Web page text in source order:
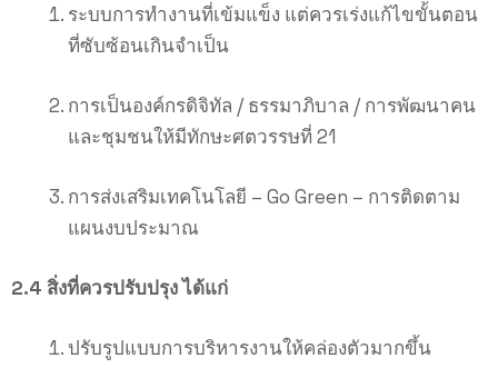
ระบบการทำงานที่เข้มแข็ง แต่ควรเร่งแก้ไขขั้นตอน
ที่ซับซ้อนเกินจำเป็น
การเป็นองค์กรดิจิทัล / ธรรมาภิบาล / การพัฒนาคน
และชุมชนให้มีทักษะศตวรรษที่ 21
การส่งเสริมเทคโนโลยี – Go Green – การติดตาม
แผนงบประมาณ
2.4 สิ่งที่ควรปรับปรุง ได้แก่
ปรับรูปแบบการบริหารงานให้คล่องตัวมากขึ้น